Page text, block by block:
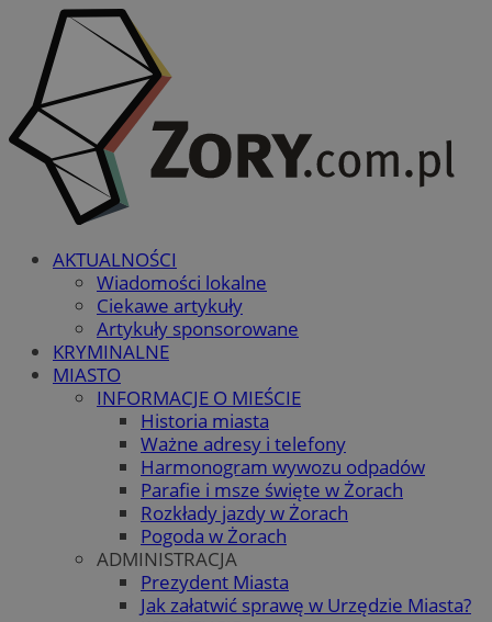
AKTUALNOŚCI
Wiadomości lokalne
Ciekawe artykuły
Artykuły sponsorowane
KRYMINALNE
MIASTO
INFORMACJE O MIEŚCIE
Historia miasta
Ważne adresy i telefony
Harmonogram wywozu odpadów
Parafie i msze święte w Żorach
Rozkłady jazdy w Żorach
Pogoda w Żorach
ADMINISTRACJA
Prezydent Miasta
Jak załatwić sprawę w Urzędzie Miasta?